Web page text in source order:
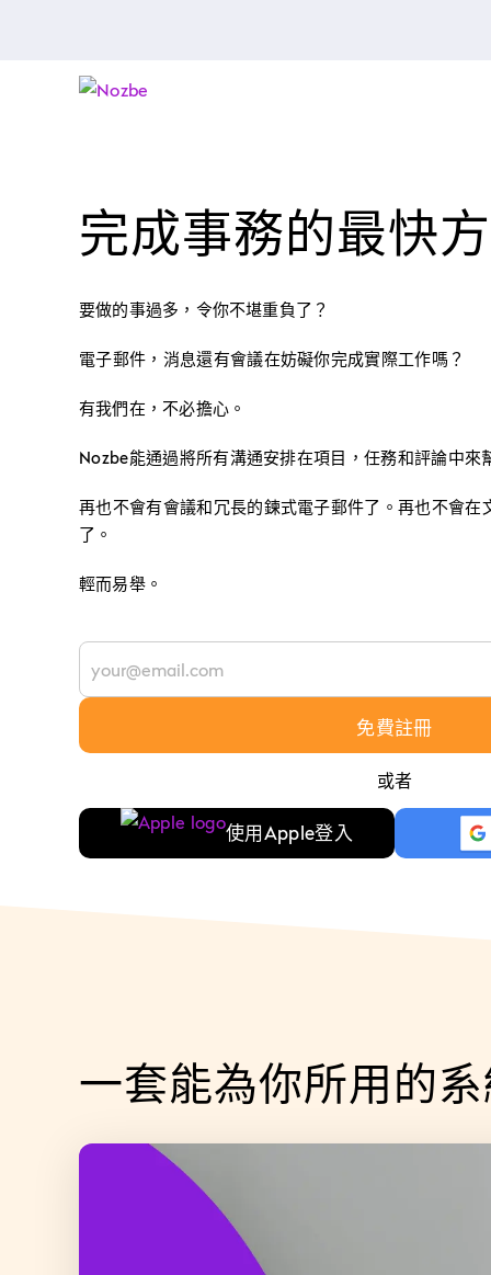
完成事務的最快
要做的事過多，令你不堪重負了？
電子郵件，消息還有會議在妨礙你完成實際工作嗎？
有我們在，不必擔心。
Nozbe能通過將所有溝通安排在項目，任務和評論中來
再也不會有會議和冗長的鍊式電子郵件了。再也不會在
了。
輕而易舉。
免費註冊
或者
使用Apple登入
一套能為你所用的